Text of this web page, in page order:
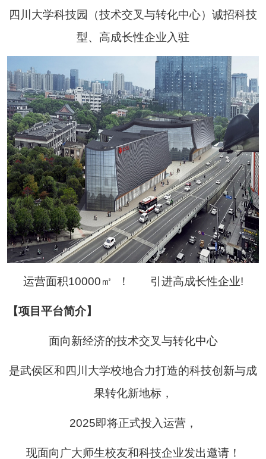
四川大学科技园（技术交叉与转化中心）诚招科技
型、高成长性企业入驻
运营面积10000㎡ ！ 引进高成长性企业!
【项目平台简介】
面向新经济的技术交叉与转化中心
是武侯区和四川大学校地合力打造的科技创新与成
果转化新地标，
2025即将正式投入运营，
现面向广大师生校友和科技企业发出邀请！